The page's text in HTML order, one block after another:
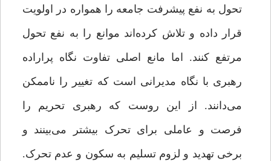
تحول به نفع پیشرفت جامعه را همواره در اولویت
قرار داده و تلاش کرده‌اند موانع را به نفع تحول
مرتفع کنند. اما مانع اصلی تفاوت نگاه پراراده
رهبری با نگاه مدیرانی است که تغییر را ناممکن
می‌دانند. از این روست که رهبری تحریم را
فرصت و عاملی برای تحرک بیشتر می‌بینند و
برخی تهدید و لزوم تسلیم به سکون و عدم تحرک.